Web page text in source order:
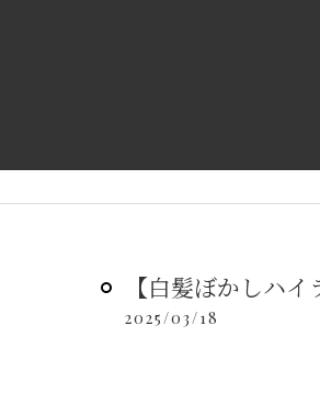
【白髪ぼかしハイ
2025/03/18